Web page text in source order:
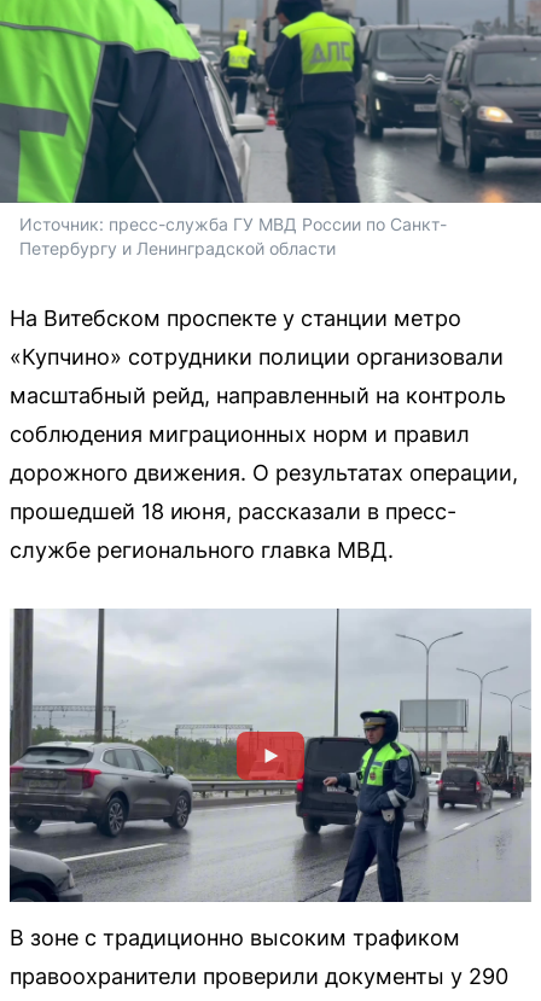
Источник: пресс-служба ГУ МВД России по Санкт-
Петербургу и Ленинградской области
На Витебском проспекте у станции метро
«Купчино» сотрудники полиции организовали
масштабный рейд, направленный на контроль
соблюдения миграционных норм и правил
дорожного движения. О результатах операции,
прошедшей 18 июня, рассказали в пресс-
службе регионального главка МВД.
В зоне с традиционно высоким трафиком
правоохранители проверили документы у 290